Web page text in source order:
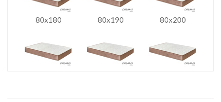
80x180 80x190 80x200